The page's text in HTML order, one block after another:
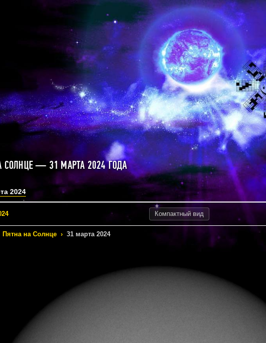
СОЛНЦЕ — 31 МАРТА 2024 ГОДА
2024
Компактный вид
Пятна на Солнце › 31 марта 2024